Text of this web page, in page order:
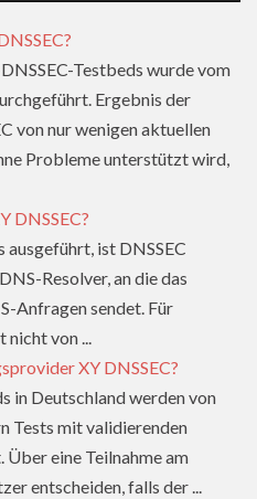
Testbeds wurde vom
Ergebnis der
von nur wenigen aktuellen
Probleme unterstützt wird,
DNSSEC?
ist DNSSEC
Resolver, an die das
Anfragen sendet. Für
nicht von ...
XY DNSSEC?
in Deutschland werden von
Tests mit validierenden
eine Teilnahme am
entscheiden, falls der ...